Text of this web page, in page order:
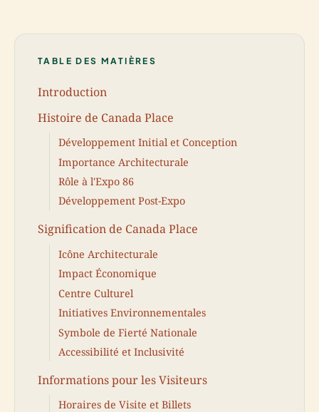
TABLE DES MATIÈRES
Introduction
Histoire de Canada Place
Développement Initial et Conception
Importance Architecturale
Rôle à l'Expo 86
Développement Post-Expo
Signification de Canada Place
Icône Architecturale
Impact Économique
Centre Culturel
Initiatives Environnementales
Symbole de Fierté Nationale
Accessibilité et Inclusivité
Informations pour les Visiteurs
Horaires de Visite et Billets